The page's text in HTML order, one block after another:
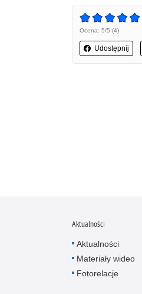
Ocena: 5/5 (4)
Udostępnij
Aktualności
Aktualności
Materiały wideo
Fotorelacje